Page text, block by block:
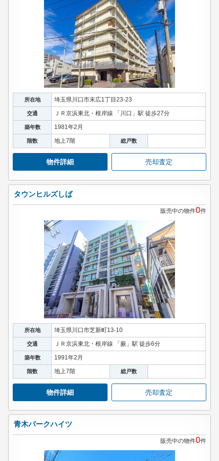
所在地 埼玉県川口市末広1丁目23-23
交通 ＪＲ京浜東北・根岸線 「川口」駅 徒歩27分
築年数 1981年2月
階数 地上7階 総戸数
物件詳細 売却査定
タウンヒルズしば
販売中の物件0件
所在地 埼玉県川口市芝新町13-10
交通 ＪＲ京浜東北・根岸線 「蕨」駅 徒歩6分
築年数 1991年2月
階数 地上7階 総戸数
物件詳細 売却査定
青木パークハイツ
販売中の物件0件